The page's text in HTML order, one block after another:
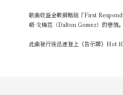
歌曲收益全數捐贈給「First
頓·戈梅茲（Dalton Gomez）的戀情。
此曲發行後迅速登上《告示牌》Hot